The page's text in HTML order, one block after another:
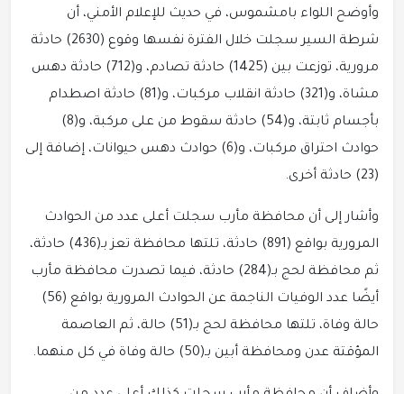
وأوضح اللواء بامشموس، في حديث للإعلام الأمني، أن
شرطة السير سجلت خلال الفترة نفسها وقوع (2630) حادثة
مرورية، توزعت بين (1425) حادثة تصادم، و(712) حادثة دهس
مشاة، و(321) حادثة انقلاب مركبات، و(81) حادثة اصطدام
بأجسام ثابتة، و(54) حادثة سقوط من على مركبة، و(8)
حوادث احتراق مركبات، و(6) حوادث دهس حيوانات، إضافة إلى
(23) حادثة أخرى.
وأشار إلى أن محافظة مأرب سجلت أعلى عدد من الحوادث
المرورية بواقع (891) حادثة، تلتها محافظة تعز بـ(436) حادثة،
ثم محافظة لحج بـ(284) حادثة، فيما تصدرت محافظة مأرب
أيضًا عدد الوفيات الناجمة عن الحوادث المرورية بواقع (56)
حالة وفاة، تلتها محافظة لحج بـ(51) حالة، ثم العاصمة
المؤقتة عدن ومحافظة أبين بـ(50) حالة وفاة في كل منهما.